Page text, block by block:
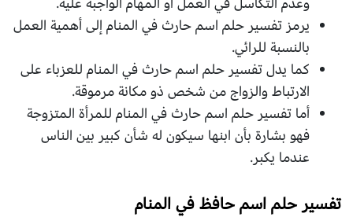
يرمز تفسير حلم اسم حارث في المنام إلى أهمية العمل
بالنسبة للرائي.
كما يدل تفسير حلم اسم حارث في المنام للعزباء على
الارتباط والزواج من شخص ذو مكانة مرموقة.
أما تفسير حلم اسم حارث في المنام للمرأة المتزوجة
فهو بشارة بأن ابنها سيكون له شأن كبير بين الناس
عندما يكبر.
تفسير حلم اسم حافظ في المنام